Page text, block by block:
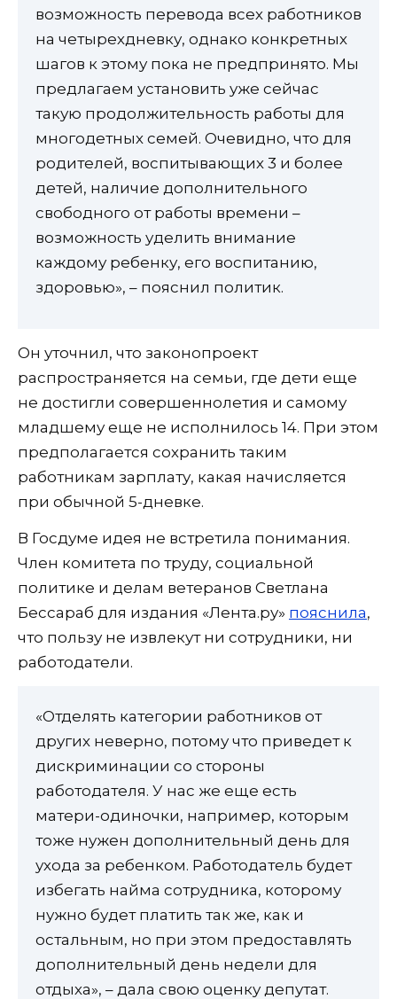
возможность перевода всех работников
на четырехдневку, однако конкретных
шагов к этому пока не предпринято. Мы
предлагаем установить уже сейчас
такую продолжительность работы для
многодетных семей. Очевидно, что для
родителей, воспитывающих 3 и более
детей, наличие дополнительного
свободного от работы времени –
возможность уделить внимание
каждому ребенку, его воспитанию,
здоровью», – пояснил политик.
Он уточнил, что законопроект
распространяется на семьи, где дети еще
не достигли совершеннолетия и самому
младшему еще не исполнилось 14. При этом
предполагается сохранить таким
работникам зарплату, какая начисляется
при обычной 5-дневке.
В Госдуме идея не встретила понимания.
Член комитета по труду, социальной
политике и делам ветеранов Светлана
Бессараб для издания «Лента.ру» пояснила,
что пользу не извлекут ни сотрудники, ни
работодатели.
«Отделять категории работников от
других неверно, потому что приведет к
дискриминации со стороны
работодателя. У нас же еще есть
матери-одиночки, например, которым
тоже нужен дополнительный день для
ухода за ребенком. Работодатель будет
избегать найма сотрудника, которому
нужно будет платить так же, как и
остальным, но при этом предоставлять
дополнительный день недели для
отдыха», – дала свою оценку депутат.